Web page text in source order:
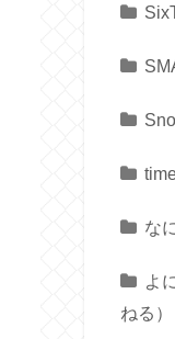
な
よ
ねる）